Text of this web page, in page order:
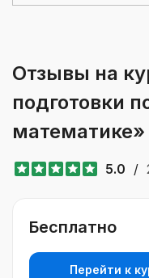
Отзывы на
подготовки
5.0 /
Бесплатно
Перейти к